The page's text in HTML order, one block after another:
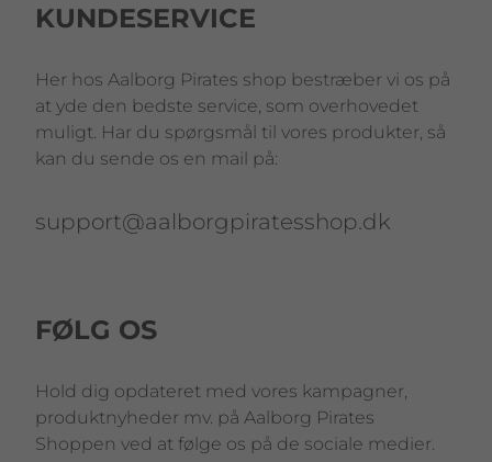
KUNDESERVICE
Her hos Aalborg Pirates shop bestræber vi os på
at yde den bedste service, som overhovedet
muligt. Har du spørgsmål til vores produkter, så
kan du sende os en mail på:
support@aalborgpiratesshop.dk
FØLG OS
Hold dig opdateret med vores kampagner,
produktnyheder mv. på Aalborg Pirates
Shoppen ved at følge os på de sociale medier.